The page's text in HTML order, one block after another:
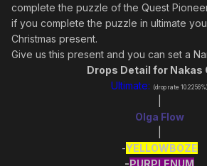
complete the puzzle of the Quest
if you complete the puzzle in ultimate
Christmas present.
Give us this present and you can set a
Drops Detail for Nakas
Ultimate: (drop rate 10.2256%)
Olga Flow
-YELLOWBOZE
-PURPLENUM